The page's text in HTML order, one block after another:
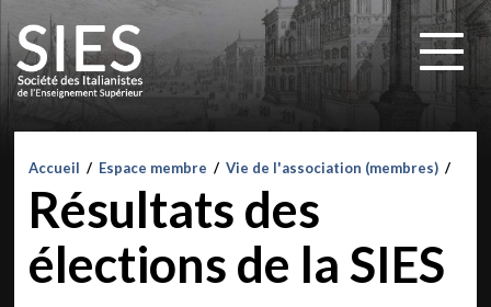
Accueil / Espace membre / Vie de l'association (membres) /
Résultats des
élections de la SIES